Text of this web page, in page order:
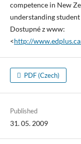
competence in New
understanding
Dostupné z www:
<http://
PDF (Czech)
Published
31. 05. 2009